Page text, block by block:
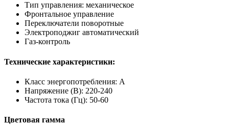
Тип управления: механическое
Фронтальное управление
Переключатели поворотные
Электроподжиг автоматический
Газ-контроль
Технические характеристики:
Класс энергопотребления: A
Напряжение (В): 220-240
Частота тока (Гц): 50-60
Цветовая гамма